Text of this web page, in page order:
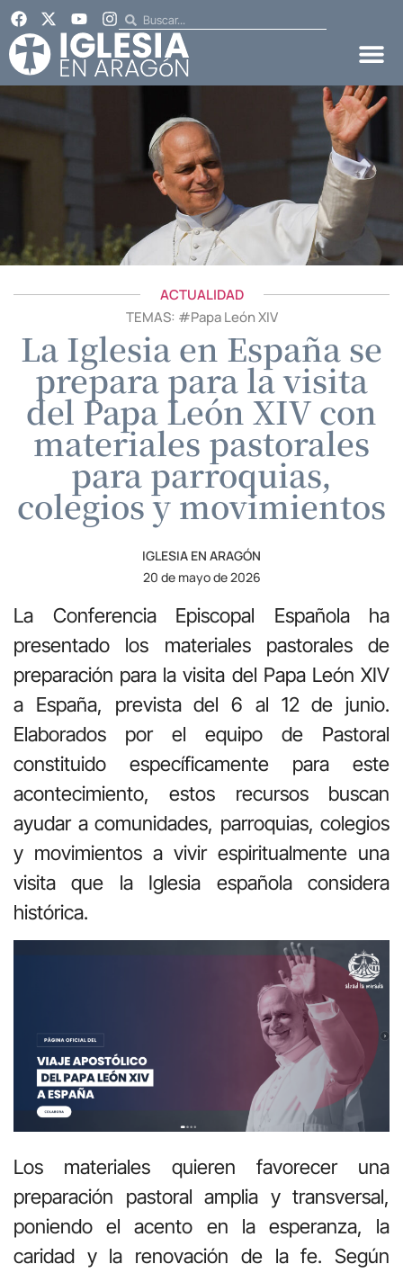
ACTUALIDAD
TEMAS: #Papa León XIV
La Iglesia en España se
prepara para la visita
del Papa León XIV con
materiales pastorales
para parroquias,
colegios y movimientos
IGLESIA EN ARAGÓN
20 de mayo de 2026
La Conferencia Episcopal Españolaha
presentado los materiales pastorales de
preparación para la visita del Papa León XIV
a España, prevista del 6 al 12 de junio.
Elaborados por el equipo de Pastoral
constituido específicamente para este
acontecimiento, estos recursos buscan
ayudar a comunidades, parroquias, colegios
y movimientos a vivir espiritualmente una
visita que la Iglesia española considera
histórica.
Los materiales quieren favorecer una
preparación pastoral amplia y transversal,
poniendo el acento en la esperanza, la
caridad y la renovación de la fe. Según